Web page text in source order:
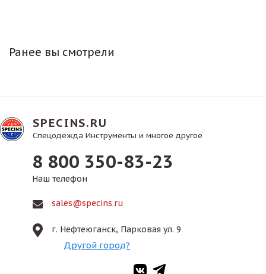
Ранее вы смотрели
SPECINS.RU
Спецодежда Инструменты и многое другое
8 800 350-83-23
Наш телефон
sales@specins.ru
г. Нефтеюганск, Парковая ул. 9
Другой город?